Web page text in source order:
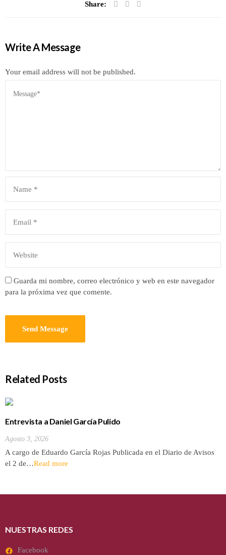
Share:
Write A Message
Your email address will not be published.
Guarda mi nombre, correo electrónico y web en este navegador
para la próxima vez que comente.
Related Posts
Entrevista a Daniel García Pulido
Agosto 3, 2026
A cargo de Eduardo García Rojas Publicada en el Diario de Avisos
el 2 de…Read more
NUESTRAS REDES
Facebook